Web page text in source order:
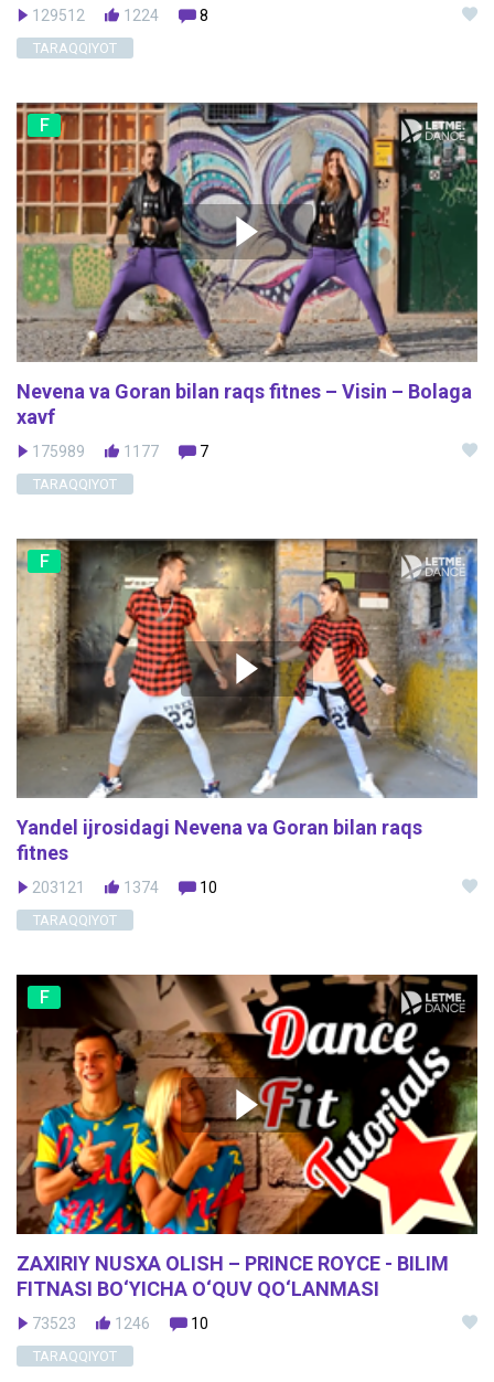
129512 1224 8
TARAQQIYOT
F
Nevena va Goran bilan raqs fitnes – Visin – Bolaga
xavf
175989 1177 7
TARAQQIYOT
F
Yandel ijrosidagi Nevena va Goran bilan raqs
fitnes
203121 1374 10
TARAQQIYOT
F
ZAXIRIY NUSXA OLISH – PRINCE ROYCE - BILIM
FITNASI BO‘YICHA O‘QUV QO‘LANMASI
73523 1246 10
TARAQQIYOT